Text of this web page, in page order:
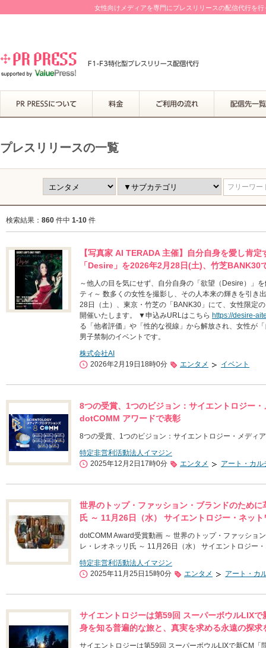
女性向けメディアを専門にプレスリリースの配信代行を
プレスリリースの一覧
フリーワー
検索結果： 860 件中 1-10 件
【写真家 AI TERADA 主催】自分自身を愛し肯
「Desire」を2026年2月28日(土)、竹芝BANK30
～他人の目を気にせず、自分自身の「欲望（Desire）」
ティ～ 数多くの女性を撮影し、その人本来の輝きを引き
28日（土）、東京・竹芝の「BANK30」にて、女性限定
開催いたします。 ▼申込みURLはこちら https://desire-
る「他者評価」や「性的な視線」から解放され、女性が
男子禁制のイベントです。
株式会社AI
2026年2月19日18時0分
エンタメ イベント
8つの受賞、1つのビジョン：サイエントロジー
dotCOMM アワードで表彰
8つの受賞、1つのビジョン：サイエントロジー・メディ
特定非営利活動法人イマジン
2025年12月2日17時0分
エンタメ アート・カル
世界のトップ・ファッション・ブランドのため
氏 ～ 11月26日（水） サイエントロジー・ネッ
dotCOMM Award受賞動画 ～ 世界のトップ・ファッショ
レ・レオネッリ氏 ～ 11月26日（水） サイエントロジー
特定非営利活動法人イマジン
2025年11月25日15時0分
エンタメ アート・カ
サイエントロジーは第59回 スーパーボウルLIX
身を知る普遍的な旅と、真実を求める永遠の探求
サイエントロジーは第59回 スーパーボウルLIXで新CM